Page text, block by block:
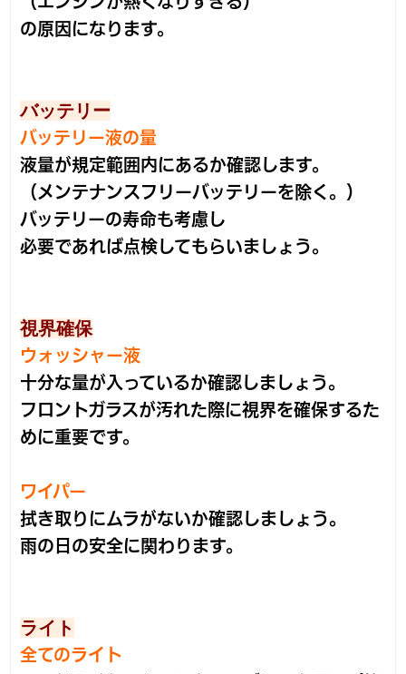
の原因になります。
バッテリー
バッテリー液の量
液量が規定範囲内にあるか確認します。
（メンテナンスフリーバッテリーを除く。）
バッテリーの寿命も考慮し
必要であれば点検してもらいましょう。
視界確保
ウォッシャー液
十分な量が入っているか確認しましょう。
フロントガラスが汚れた際に視界を確保するた
めに重要です。
ワイパー
拭き取りにムラがないか確認しましょう。
雨の日の安全に関わります。
ライト
全てのライト